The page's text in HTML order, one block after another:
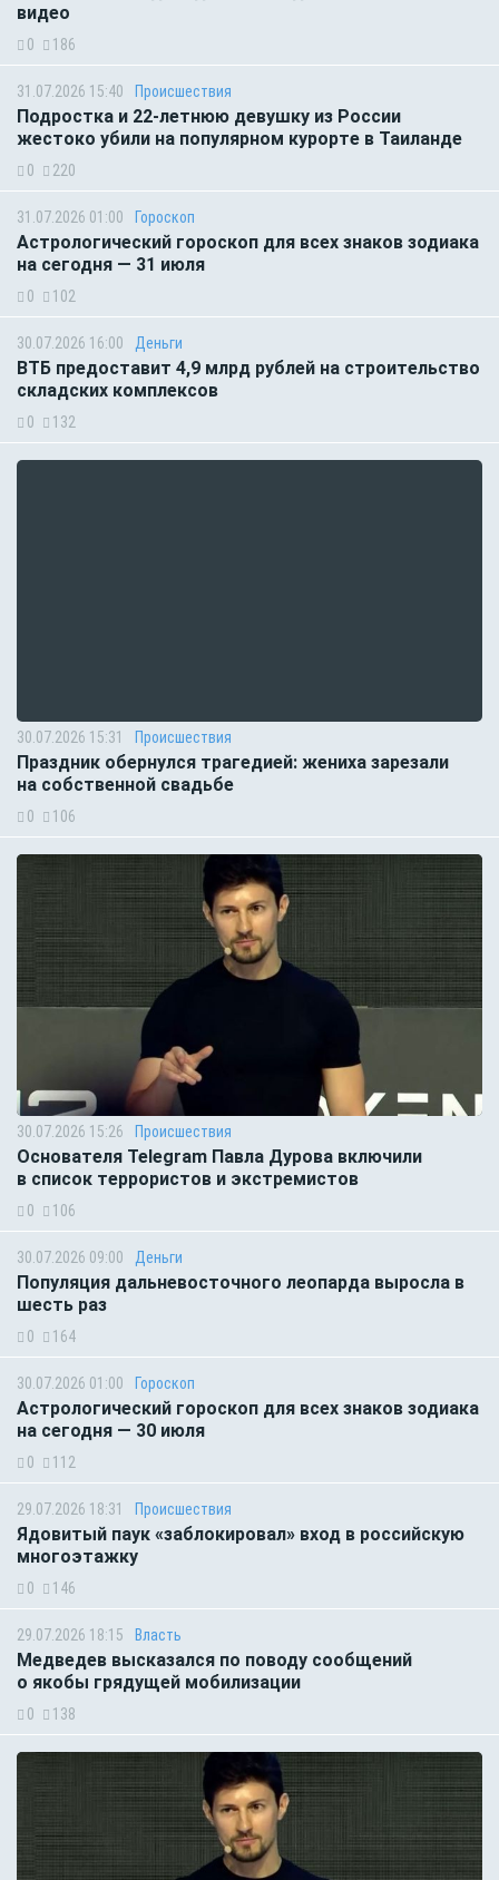
видео
0 186
31.07.2026 15:40 Происшествия
Подростка и 22-летнюю девушку из России
жестоко убили на популярном курорте в Таиланде
0 220
31.07.2026 01:00 Гороскоп
Астрологический гороскоп для всех знаков зодиака
на сегодня — 31 июля
0 102
30.07.2026 16:00 Деньги
ВТБ предоставит 4,9 млрд рублей на строительство
складских комплексов
0 132
30.07.2026 15:31 Происшествия
Праздник обернулся трагедией: жениха зарезали
на собственной свадьбе
0 106
30.07.2026 15:26 Происшествия
Основателя Telegram Павла Дурова включили
в список террористов и экстремистов
0 106
30.07.2026 09:00 Деньги
Популяция дальневосточного леопарда выросла в
шесть раз
0 164
30.07.2026 01:00 Гороскоп
Астрологический гороскоп для всех знаков зодиака
на сегодня — 30 июля
0 112
29.07.2026 18:31 Происшествия
Ядовитый паук «заблокировал» вход в российскую
многоэтажку
0 146
29.07.2026 18:15 Власть
Медведев высказался по поводу сообщений
о якобы грядущей мобилизации
0 138